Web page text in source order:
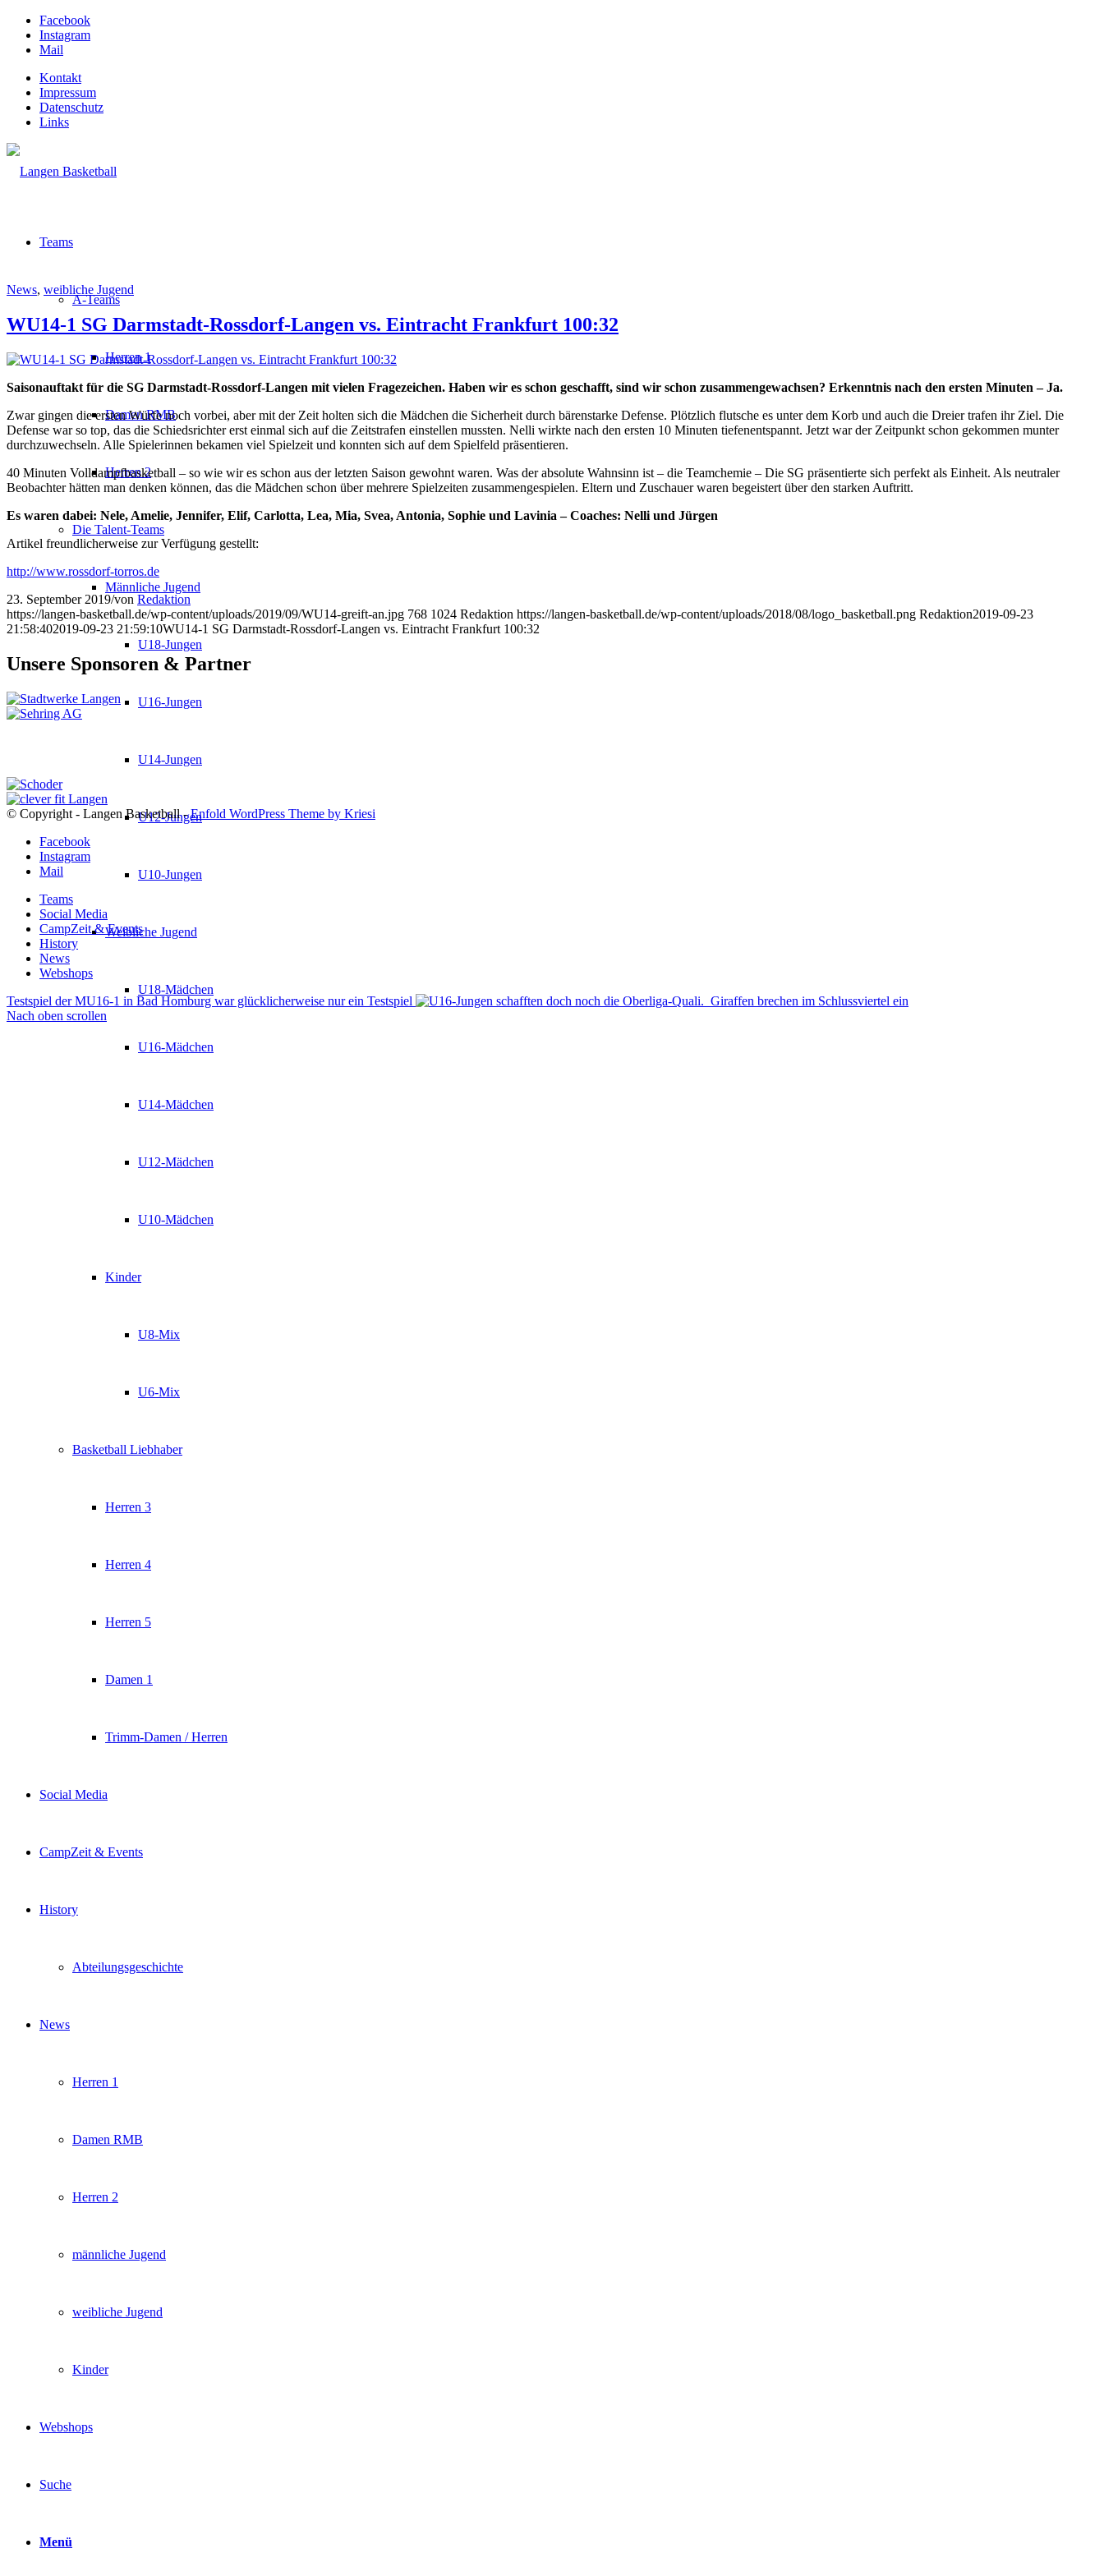
Facebook
Instagram
Mail
Kontakt
Impressum
Datenschutz
Links
Teams
A-Teams
Herren 1
Damen RMB
Herren 2
Die Talent-Teams
Männliche Jugend
U18-Jungen
U16-Jungen
U14-Jungen
U12-Jungen
U10-Jungen
Weibliche Jugend
U18-Mädchen
U16-Mädchen
U14-Mädchen
U12-Mädchen
U10-Mädchen
Kinder
U8-Mix
U6-Mix
Basketball Liebhaber
Herren 3
Herren 4
Herren 5
Damen 1
Trimm-Damen / Herren
Social Media
CampZeit & Events
History
Abteilungsgeschichte
News
Herren 1
Damen RMB
Herren 2
männliche Jugend
weibliche Jugend
Kinder
Webshops
Suche
Menü
News, weibliche Jugend
WU14-1 SG Darmstadt-Rossdorf-Langen vs. Eintracht Frankfurt 100:32
Saisonauftakt für die SG Darmstadt-Rossdorf-Langen mit vielen Fragezeichen. Haben wir es schon geschafft, sind wir schon zusammengewachsen? Erkenntnis nach den ersten Minuten – Ja.
Zwar gingen die ersten Würfe noch vorbei, aber mit der Zeit holten sich die Mädchen die Sicherheit durch bärenstarke Defense. Plötzlich flutsche es unter dem Korb und auch die Dreier trafen ihr Ziel. Die
Defense war so top, das die Schiedsrichter erst einmal sich auf die Zeitstrafen einstellen mussten. Nelli wirkte nach den ersten 10 Minuten tiefenentspannt. Jetzt war der Zeitpunkt schon gekommen munter
durchzuwechseln. Alle Spielerinnen bekamen viel Spielzeit und konnten sich auf dem Spielfeld präsentieren.
40 Minuten Volldampfbasketball – so wie wir es schon aus der letzten Saison gewohnt waren. Was der absolute Wahnsinn ist – die Teamchemie – Die SG präsentierte sich perfekt als Einheit. Als neutraler
Beobachter hätten man denken können, das die Mädchen schon über mehrere Spielzeiten zusammengespielen. Eltern und Zuschauer waren begeistert über den starken Auftritt.
Es waren dabei: Nele, Amelie, Jennifer, Elif, Carlotta, Lea, Mia, Svea, Antonia, Sophie und Lavinia – Coaches: Nelli und Jürgen
Artikel freundlicherweise zur Verfügung gestellt:
http://www.rossdorf-torros.de
23. September 2019/von Redaktion
https://langen-basketball.de/wp-content/uploads/2019/09/WU14-greift-an.jpg 768 1024 Redaktion https://langen-basketball.de/wp-content/uploads/2018/08/logo_basketball.png Redaktion2019-09-23
21:58:402019-09-23 21:59:10WU14-1 SG Darmstadt-Rossdorf-Langen vs. Eintracht Frankfurt 100:32
Unsere Sponsoren & Partner
© Copyright - Langen Basketball -Enfold WordPress Theme by Kriesi
Facebook
Instagram
Mail
Teams
Social Media
CampZeit & Events
History
News
Webshops
Testspiel der MU16-1 in Bad Homburg war glücklicherweise nur ein Testspiel
Giraffen brechen im Schlussviertel ein
Nach oben scrollen